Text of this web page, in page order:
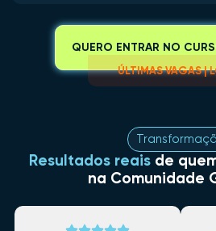
QUERO ENTRAR NO
ÚLTIMAS VAGAS |
Resultados reais de
na Comunidade